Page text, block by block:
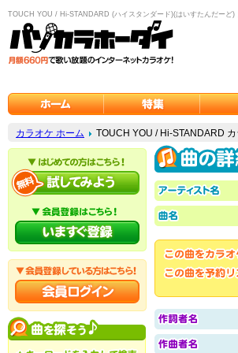
TOUCH YOU / Hi-STANDARD (ハイスタンダード)(はいすたんだーど)
カラオケ ホーム TOUCH YOU / Hi-STANDARD カ